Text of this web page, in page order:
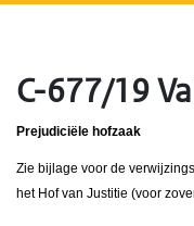
C-677/19
Prejudiciële hofzaak
Zie bijlage voor de
het Hof van Justitie (voor